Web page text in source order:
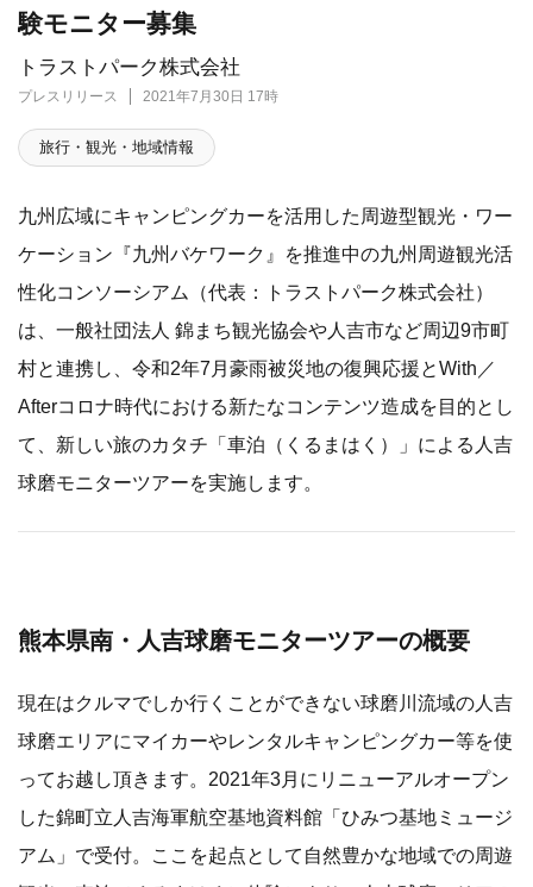
トラストパーク株式会社
プレスリリース 2021年7月30日 17時
験モニター募集
旅行・観光・地域情報
九州広域にキャンピングカーを活用した周遊型観光・ワー
ケーション『九州バケワーク』を推進中の九州周遊観光活
性化コンソーシアム（代表：トラストパーク株式会社）
は、一般社団法人 錦まち観光協会や人吉市など周辺9市町
村と連携し、令和2年7月豪雨被災地の復興応援とWith／
Afterコロナ時代における新たなコンテンツ造成を目的とし
て、新しい旅のカタチ「車泊（くるまはく）」による人吉
球磨モニターツアーを実施します。
熊本県南・人吉球磨モニターツアーの概要
現在はクルマでしか行くことができない球磨川流域の人吉
球磨エリアにマイカーやレンタルキャンピングカー等を使
ってお越し頂きます。2021年3月にリニューアルオープン
した錦町立人吉海軍航空基地資料館「ひみつ基地ミュージ
アム」で受付。ここを起点として自然豊かな地域での周遊